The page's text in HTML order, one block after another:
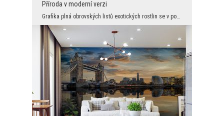
Příroda v moderní verzi
Grafika plná obrovských listů exotických rostlin se v poslední době stala jedním z nejvyhledávaně...